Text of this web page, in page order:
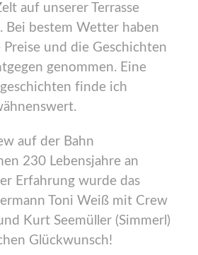
auf unserer Terrasse
Bei bestem Wetter haben
Preise und die Geschichten
genommen. Eine
finde ich
auf der Bahn
230 Lebensjahre an
Erfahrung wurde das
Toni Weiß mit Crew
Kurt Seemüller (Simmerl)
Glückwunsch!